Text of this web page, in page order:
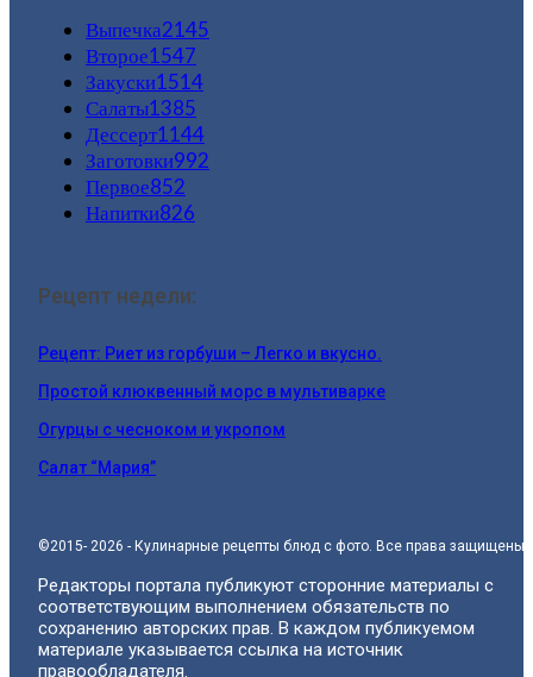
Выпечка2145
Второе1547
Закуски1514
Салаты1385
Дессерт1144
Заготовки992
Первое852
Напитки826
Рецепт недели:
Рецепт: Риет из горбуши – Легко и вкусно.
Простой клюквенный морс в мультиварке
Огурцы с чесноком и укропом
Салат “Мария”
©2015- 2026 - Кулинарные рецепты блюд с фото. Все права защищены.
Редакторы портала публикуют сторонние материалы с
соответствующим выполнением обязательств по
сохранению авторских прав. В каждом публикуемом
материале указывается ссылка на источник
правообладателя.